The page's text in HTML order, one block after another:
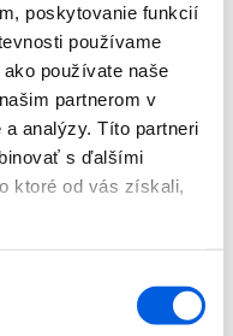
poskytovanie funkcií
používame
používate naše
partnerom v
analýzy. Títo partneri
s ďalšími
ktoré od vás získali,